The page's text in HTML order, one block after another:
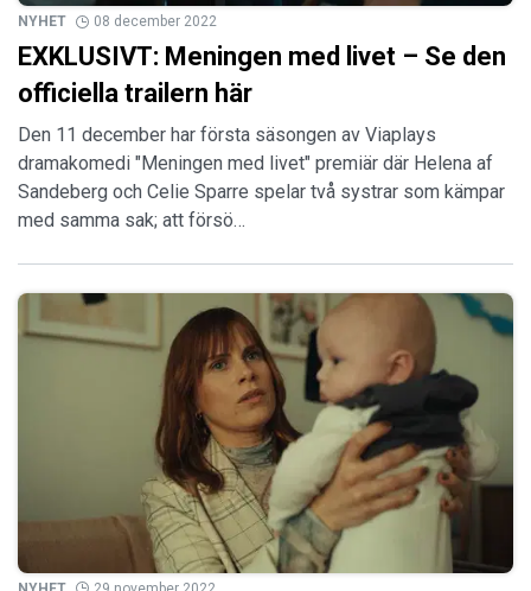
NYHET 08 december 2022
EXKLUSIVT: Meningen med livet – Se den
officiella trailern här
Den 11 december har första säsongen av Viaplays
dramakomedi "Meningen med livet" premiär där Helena af
Sandeberg och Celie Sparre spelar två systrar som kämpar
med samma sak; att försö…